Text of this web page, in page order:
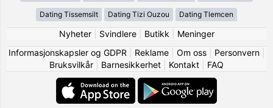
Dating Tissemsilt Dating Tizi Ouzou Dating Tlemcen
Nyheter| Svindlere| Butikk
Meninger
Informasjonskapsler og GDPR
Reklame| Om oss| Personvern|
Bruksvilkår
Barnesikkerhet Kontakt FAQ